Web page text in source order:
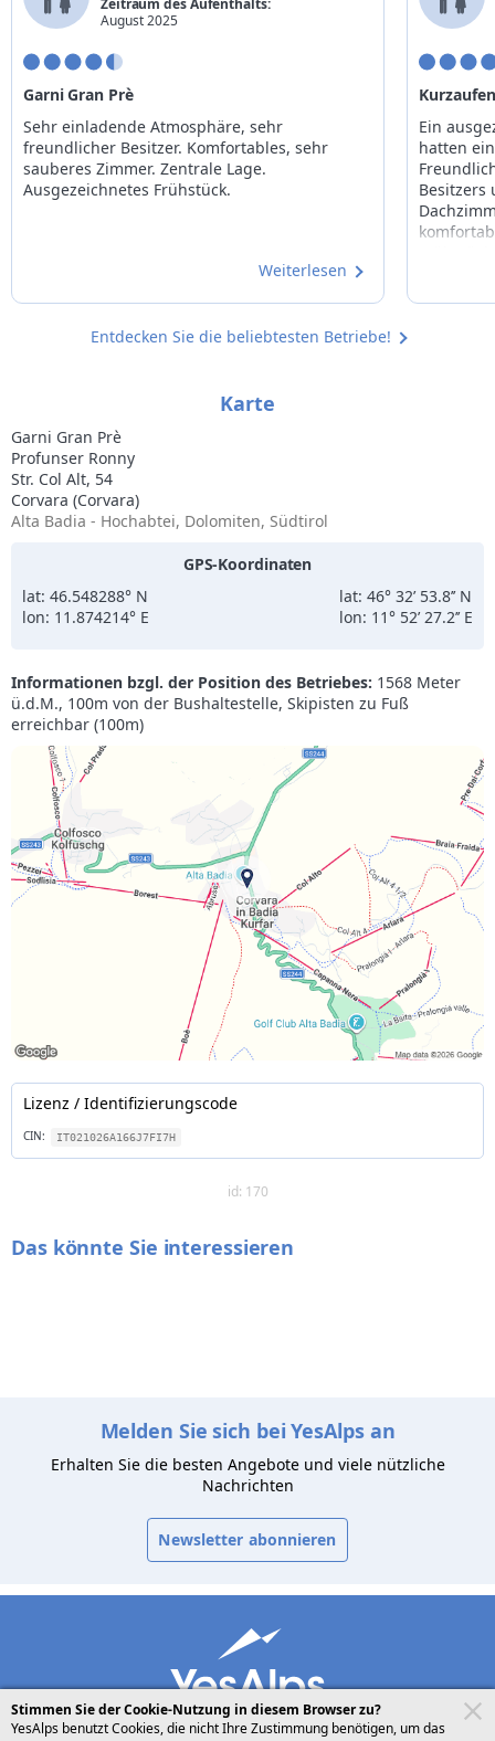
August 2025
Garni Gran Prè
Sehr einladende Atmosphäre, sehr
freundlicher Besitzer. Komfortables, sehr
sauberes Zimmer. Zentrale Lage.
Ausgezeichnetes Frühstück.
Weiterlesen
Ein
hatten
Besitzers
Entdecken Sie die beliebtesten Betriebe!
Karte
Garni Gran Prè
Profunser Ronny
Str. Col Alt, 54
Corvara (Corvara)
Alta Badia - Hochabtei, Dolomiten, Südtirol
GPS-Koordinaten
lat: 46.548288° N
lon: 11.874214° E
lat: 46° 32’ 53.8’’ N
lon: 11° 52’ 27.2’’ E
Informationen bzgl. der Position des Betriebes: 1568 Meter
ü.d.M., 100m von der Bushaltestelle, Skipisten zu Fuß
erreichbar (100m)
Lizenz / Identifizierungscode
CIN: IT021026A166J7FI7H
id: 170
Das könnte Sie interessieren
Melden Sie sich bei YesAlps an
Erhalten Sie die besten Angebote und viele nützliche
Nachrichten
Newsletter abonnieren
Stimmen Sie der Cookie-Nutzung in diesem Browser zu?
YesAlps benutzt Cookies, die nicht Ihre Zustimmung benötigen, um das